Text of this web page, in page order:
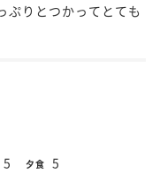
ぷりとつかってとても
5 夕食 5